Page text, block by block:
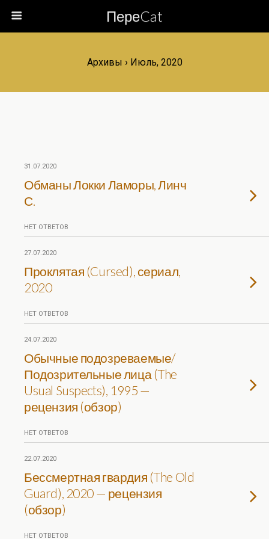
ПереCat
Архивы › Июль, 2020
31.07.2020
Обманы Локки Ламоры, Линч
С.
НЕТ ОТВЕТОВ
27.07.2020
Проклятая (Cursed), сериал,
2020
НЕТ ОТВЕТОВ
24.07.2020
Обычные подозреваемые/
Подозрительные лица (The
Usual Suspects), 1995 —
рецензия (обзор)
НЕТ ОТВЕТОВ
22.07.2020
Бессмертная гвардия (The Old
Guard), 2020 — рецензия
(обзор)
НЕТ ОТВЕТОВ